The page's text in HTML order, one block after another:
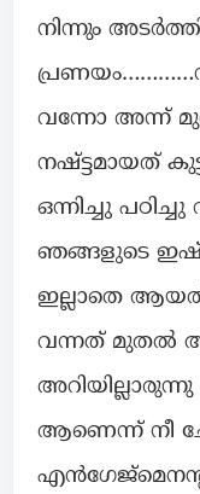
നിന്നും
വന്നോ അന്ന്
നഷ്ട്ടമായത്
ഒന്നിച്ചു
ഞങ്ങളുടെ
ഇല്ലാതെ
വന്നത് മുതൽ
ആണെന്ന് നീ